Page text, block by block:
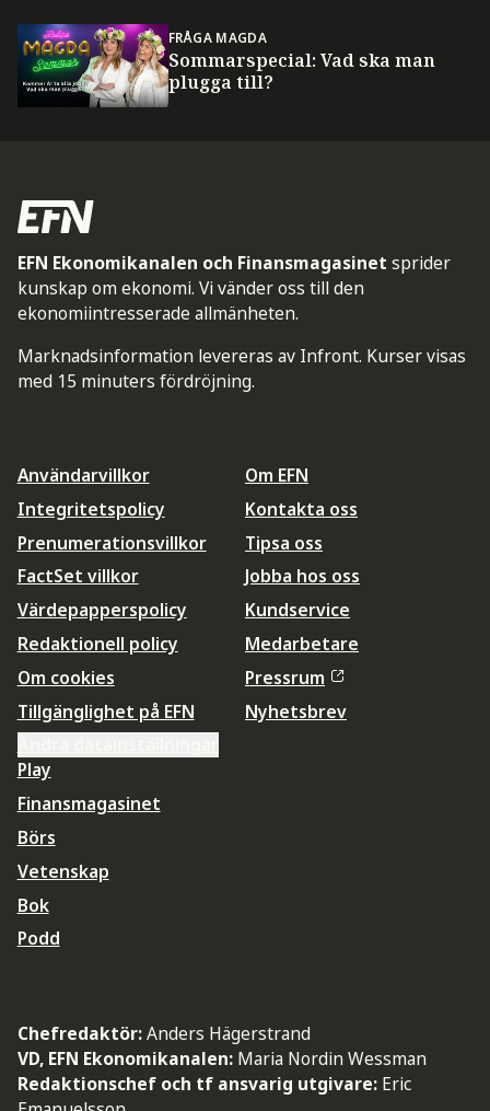
FRÅGA MAGDA
Sommarspecial: Vad ska man
plugga till?
EFN Ekonomikanalen och Finansmagasinet sprider
kunskap om ekonomi. Vi vänder oss till den
ekonomiintresserade allmänheten.
Marknadsinformation levereras av Infront. Kurser visas
med 15 minuters fördröjning.
Användarvillkor
Integritetspolicy
Prenumerationsvillkor
FactSet villkor
Värdepapperspolicy
Redaktionell policy
Om cookies
Tillgänglighet på EFN
Om EFN
Kontakta oss
Tipsa oss
Jobba hos oss
Kundservice
Medarbetare
Pressrum
Nyhetsbrev
Play
Finansmagasinet
Börs
Vetenskap
Bok
Podd
Chefredaktör:Anders Hägerstrand
VD, EFN Ekonomikanalen: Maria Nordin Wessman
Redaktionschef och tf ansvarig utgivare: Eric